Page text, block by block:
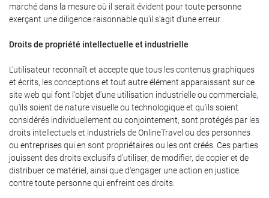
marché dans la mesure où il serait évident pour toute personne
exerçant une diligence raisonnable qu'il s'agit d'une erreur.
Droits de propriété intellectuelle et industrielle
L'utilisateur reconnaît et accepte que tous les contenus graphiques
et écrits, les conceptions et tout autre élément apparaissant sur ce
site web qui font l'objet d'une utilisation industrielle ou commerciale,
qu'ils soient de nature visuelle ou technologique et qu'ils soient
considérés individuellement ou conjointement, sont protégés par les
droits intellectuels et industriels de OnlineTravel ou des personnes
ou entreprises qui en sont propriétaires ou les ont créés. Ces parties
jouissent des droits exclusifs d'utiliser, de modifier, de copier et de
distribuer ce matériel, ainsi que d'engager une action en justice
contre toute personne qui enfreint ces droits.